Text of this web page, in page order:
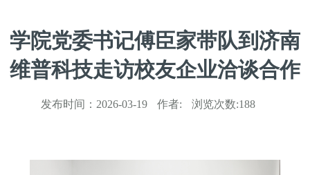
学院党委书记傅臣家带队到济南
维普科技走访校友企业洽谈合作
发布时间： 2026-03-19 作者: 浏览次数:188